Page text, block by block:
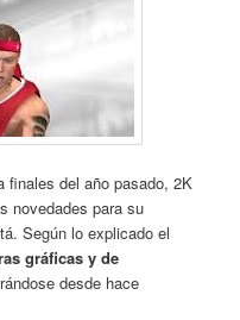
finales del año pasado, 2K
novedades para su
Según lo explicado el
gráficas y de
desde hace